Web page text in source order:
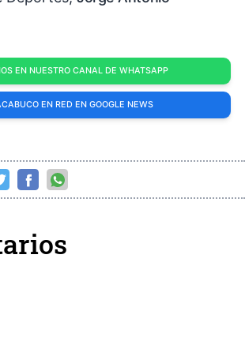
EN NUESTRO CANAL DE WHATSAPP
EN RED EN GOOGLE NEWS